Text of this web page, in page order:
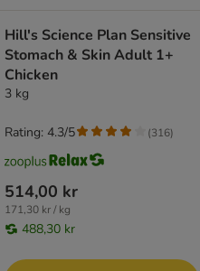
Hill's Science Plan Sensitive
Stomach & Skin Adult 1+
Chicken
3 kg
514,00 kr
171,30 kr / kg
488,30 kr
Rating: 4.3/5 (316)